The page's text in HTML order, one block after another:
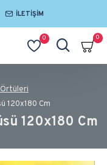
İLETIŞIM
0 0
120x180 Cm
120x180 Cm